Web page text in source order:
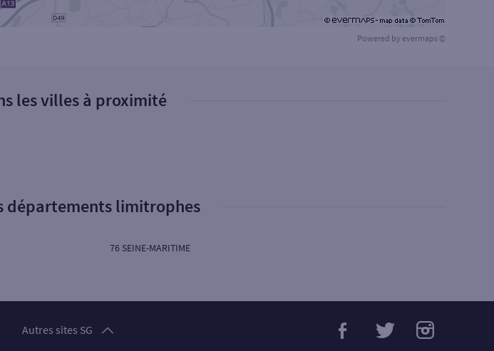
Powered by evermaps ©
les villes à proximité
départements limitrophes
76 SEINE-MARITIME
Autres sites SG